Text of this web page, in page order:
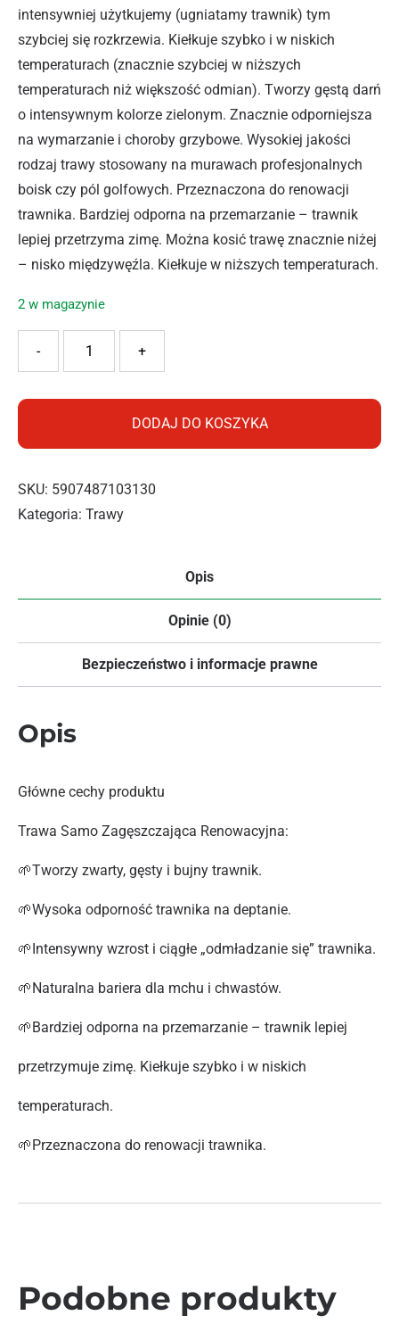
intensywniej użytkujemy (ugniatamy trawnik) tym
szybciej się rozkrzewia. Kiełkuje szybko i w niskich
temperaturach (znacznie szybciej w niższych
temperaturach niż większość odmian). Tworzy gęstą darń
o intensywnym kolorze zielonym. Znacznie odporniejsza
na wymarzanie i choroby grzybowe. Wysokiej jakości
rodzaj trawy stosowany na murawach profesjonalnych
boisk czy pól golfowych. Przeznaczona do renowacji
trawnika. Bardziej odporna na przemarzanie – trawnik
lepiej przetrzyma zimę. Można kosić trawę znacznie niżej
– nisko międzywęźla. Kiełkuje w niższych temperaturach.
2 w magazynie
ilość Substral Trawa Samozagęszczająca Renowacyjna 5kg
+
-
DODAJ DO KOSZYKA
SKU: 5907487103130
Kategoria: Trawy
Opis
Opinie (0)
Bezpieczeństwo i informacje prawne
Opis
Główne cechy produktu
Trawa Samo Zagęszczająca Renowacyjna:
🌱Tworzy zwarty, gęsty i bujny trawnik.
🌱Wysoka odporność trawnika na deptanie.
🌱Intensywny wzrost i ciągłe „odmładzanie się” trawnika.
🌱Naturalna bariera dla mchu i chwastów.
🌱Bardziej odporna na przemarzanie – trawnik lepiej
przetrzymuje zimę. Kiełkuje szybko i w niskich
temperaturach.
🌱Przeznaczona do renowacji trawnika.
Podobne produkty